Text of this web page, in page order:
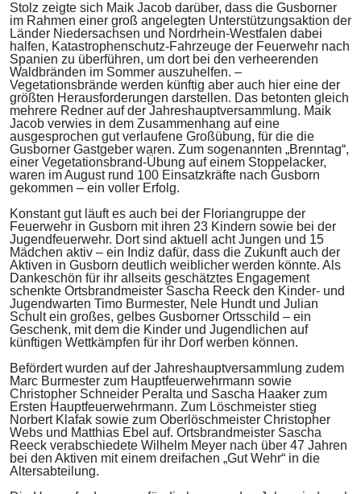
Stolz zeigte sich Maik Jacob darüber, dass die Gusborner
im Rahmen einer groß angelegten Unterstützungsaktion der
Länder Niedersachsen und Nordrhein-Westfalen dabei
halfen, Katastrophenschutz-Fahrzeuge der Feuerwehr nach
Spanien zu überführen, um dort bei den verheerenden
Waldbränden im Sommer auszuhelfen. –
Vegetationsbrände werden künftig aber auch hier eine der
größten Herausforderungen darstellen. Das betonten gleich
mehrere Redner auf der Jahreshauptversammlung. Maik
Jacob verwies in dem Zusammenhang auf eine
ausgesprochen gut verlaufene Großübung, für die die
Gusborner Gastgeber waren. Zum sogenannten „Brenntag“,
einer Vegetationsbrand-Übung auf einem Stoppelacker,
waren im August rund 100 Einsatzkräfte nach Gusborn
gekommen – ein voller Erfolg.
Konstant gut läuft es auch bei der Floriangruppe der
Feuerwehr in Gusborn mit ihren 23 Kindern sowie bei der
Jugendfeuerwehr. Dort sind aktuell acht Jungen und 15
Mädchen aktiv – ein Indiz dafür, dass die Zukunft auch der
Aktiven in Gusborn deutlich weiblicher werden könnte. Als
Dankeschön für ihr allseits geschätztes Engagement
schenkte Ortsbrandmeister Sascha Reeck den Kinder- und
Jugendwarten Timo Burmester, Nele Hundt und Julian
Schult ein großes, gelbes Gusborner Ortsschild – ein
Geschenk, mit dem die Kinder und Jugendlichen auf
künftigen Wettkämpfen für ihr Dorf werben können.
Befördert wurden auf der Jahreshauptversammlung zudem
Marc Burmester zum Hauptfeuerwehrmann sowie
Christopher Schneider Peralta und Sascha Haaker zum
Ersten Hauptfeuerwehrmann. Zum Löschmeister stieg
Norbert Klafak sowie zum Oberlöschmeister Christopher
Webs und Matthias Ebel auf. Ortsbrandmeister Sascha
Reeck verabschiedete Wilhelm Meyer nach über 47 Jahren
bei den Aktiven mit einem dreifachen „Gut Wehr“ in die
Altersabteilung.